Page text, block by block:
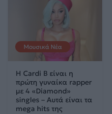
Μουσικά Νέα
Η Cardi B είναι η
πρώτη γυναίκα rapper
με 4 «Diamond»
singles – Αυτά είναι τα
mega hits της